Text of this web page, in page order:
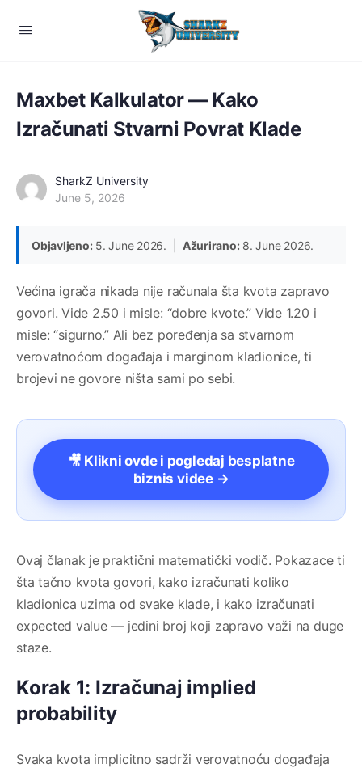
Maxbet Kalkulator — Kako
Izračunati Stvarni Povrat Klade
SharkZ University
June 5, 2026
Objavljeno:5. June 2026. | Ažurirano:8. June 2026.
Većina igrača nikada nije računala šta kvota zapravo
govori. Vide 2.50 i misle: “dobre kvote.” Vide 1.20 i
misle: “sigurno.” Ali bez poređenja sa stvarnom
verovatnoćom događaja i marginom kladionice, ti
brojevi ne govore ništa sami po sebi.
🎥 Klikni ovde i pogledaj besplatne
biznis videe →
Ovaj članak je praktični matematički vodič. Pokazace ti
šta tačno kvota govori, kako izračunati koliko
kladionica uzima od svake klade, i kako izračunati
expected value — jedini broj koji zapravo važi na duge
staze.
Korak 1: Izračunaj implied
probability
Svaka kvota implicitno sadrži verovatnoću događaja